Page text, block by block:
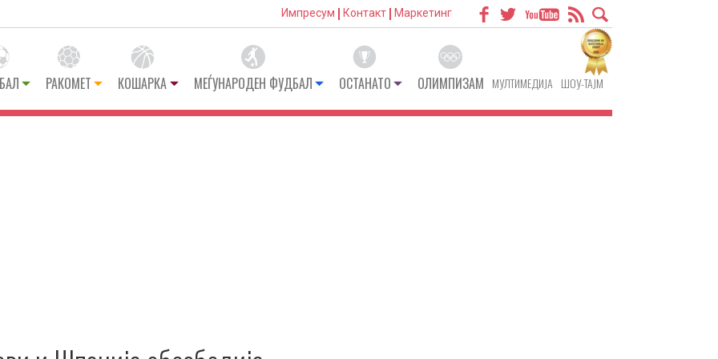
Импресум Контакт Маркетинг
РАКОМЕТ КОШАРКА МЕЃУНАРОДЕН ФУДБАЛ ОСТАНАТО ОЛИМПИЗАМ МУЛТИМЕДИЈА ШОУ-ТАЈМ